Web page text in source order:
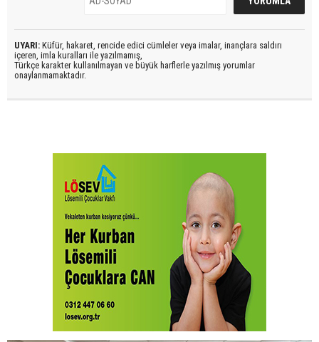
UYARI: Küfür, hakaret, rencide edici cümleler veya imalar, inançlara saldırı
içeren, imla kuralları ile yazılmamış,
Türkçe karakter kullanılmayan ve büyük harflerle yazılmış yorumlar
onaylanmamaktadır.